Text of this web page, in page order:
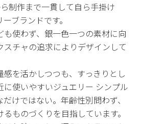
制作まで一貫して自ら手掛け
ブランドです。
使わず、銀一色一つの素材に向
スチャの追求によりデザインして
を活かしつつも、すっきりとし
に使いやすいジュエリー シンプル
けではない。年齢性別問わず、
ものづくりを目指しています。